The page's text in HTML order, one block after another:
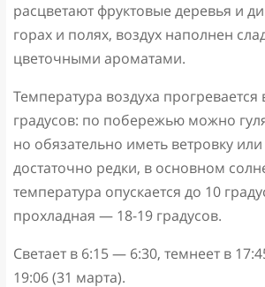
расцветают фруктовые деревья и
горах и полях, воздух наполнен
цветочными ароматами.
Температура воздуха
градусов: по побережью можно
но обязательно иметь ветровку
достаточно редки, в основном
температура опускается до 10
прохладная — 18-19 градусов.
Светает в 6:15 — 6:30, темнеет в
19:06 (31 марта).